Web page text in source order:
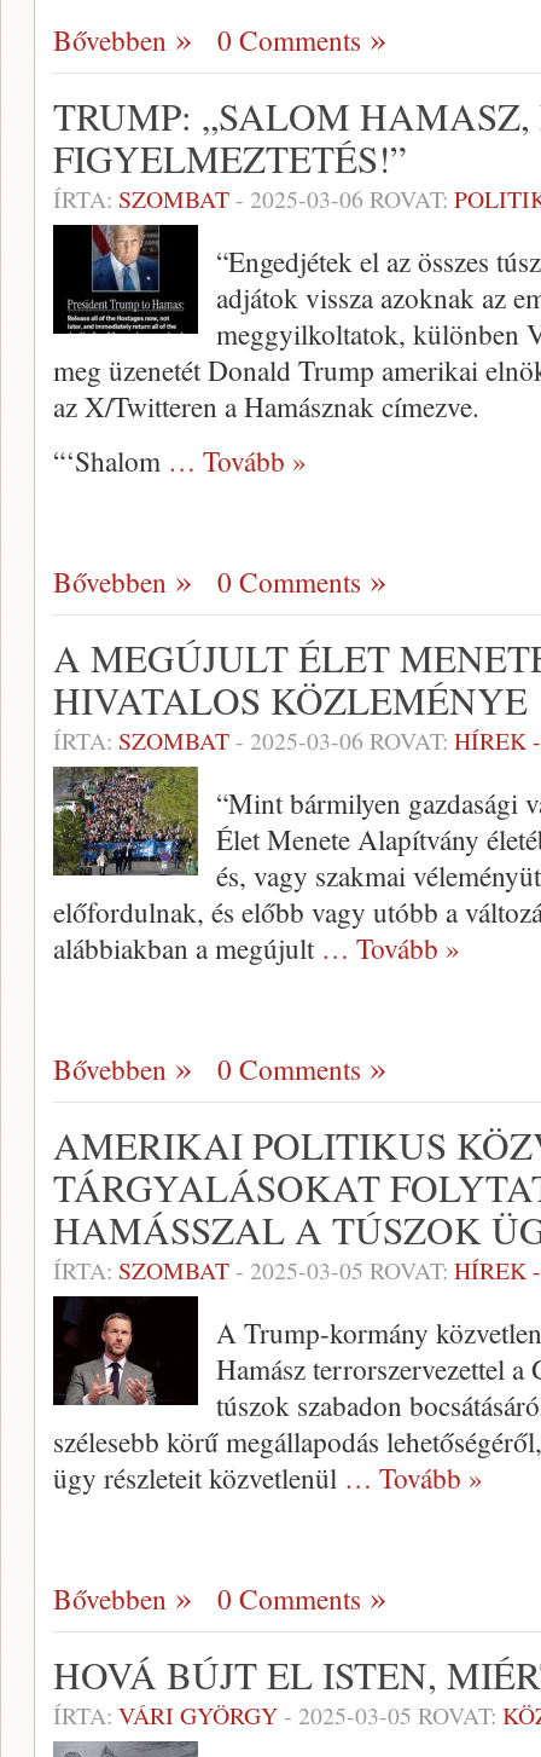
Bővebben 0 Comments
TRUMP: „SALOM
FIGYELMEZTETÉS!”
ÍRTA: SZOMBAT- 2025-03-06 ROVAT:
“Engedjétek el az összes
adjátok vissza azoknak az
meggyilkoltatok, különben
meg üzenetét Donald Trump amerikai
az X/Twitteren a Hamásznak címezve.
“‘Shalom … Tovább »
Bővebben 0 Comments
A MEGÚJULT ÉLET
HIVATALOS KÖZLEMÉNYE
ÍRTA: SZOMBAT- 2025-03-06 ROVAT: HÍREK
“Mint bármilyen gazdasági
Élet Menete Alapítvány
és, vagy szakmai
előfordulnak, és előbb vagy utóbb a
alábbiakban a megújult … Tovább »
Bővebben 0 Comments
AMERIKAI POLITIKUS
TÁRGYALÁSOKAT
HAMÁSSZAL A TÚSZOK
ÍRTA: SZOMBAT- 2025-03-05 ROVAT: HÍREK
A Trump-kormány
Hamász terrorszervezettel
túszok szabadon
szélesebb körű megállapodás
ügy részleteit közvetlenül … Tovább »
Bővebben 0 Comments
HOVÁ BÚJT EL ISTEN,
ÍRTA: VÁRI GYÖRGY- 2025-03-05 ROVAT: